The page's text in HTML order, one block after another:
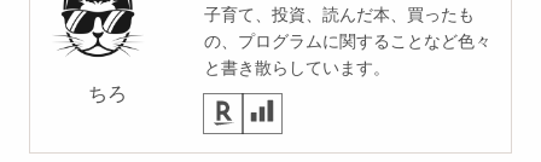
ちろ
子育て、投資、読んだ本、買ったも
の、プログラムに関することなど色々
と書き散らしています。